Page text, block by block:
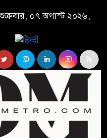
০৭ অগাস্ট ২০২৬,